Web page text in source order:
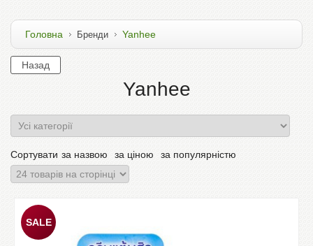
Головна Бренди Yanhee
Yanhee
Сортувати за назвою за ціною за популярністю